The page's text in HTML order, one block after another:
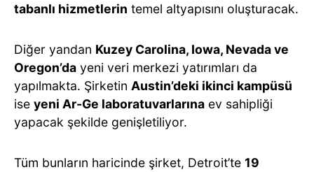
tabanlı hizmetlerin temel altyapısını oluşturacak.
Diğer yandan Kuzey Carolina, Iowa, Nevada ve
Oregon’da yeni veri merkezi yatırımları da
yapılmakta. Şirketin Austin’deki ikinci kampüsü
ise yeni Ar-Ge laboratuvarlarına ev sahipliği
yapacak şekilde genişletiliyor.
Tüm bunların haricinde şirket, Detroit’te 19